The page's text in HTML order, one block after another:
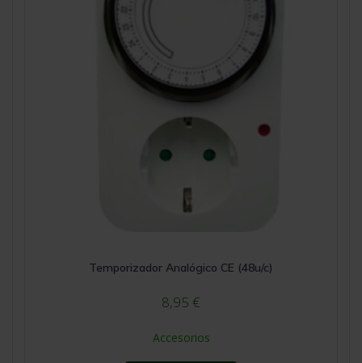
Temporizador Analógico CE (48u/c)
8,95 €
Accesorios